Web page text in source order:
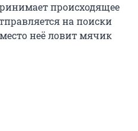
происходящее
на поиски
неё ловит мячик